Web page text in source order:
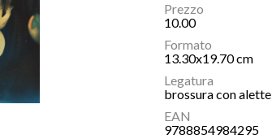
Prezzo
10.00
Formato
13.30x19.70 cm
Legatura
brossura con alette
EAN
9788854984295